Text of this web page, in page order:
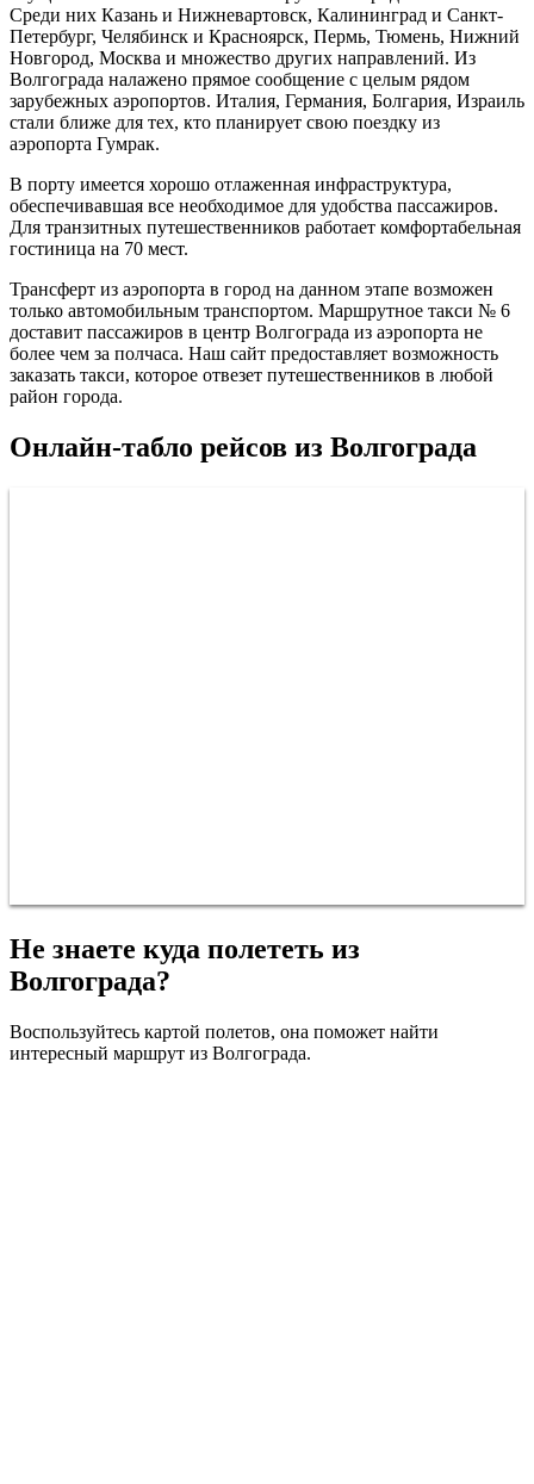
Среди них Казань и Нижневартовск, Калининград и Санкт-
Петербург, Челябинск и Красноярск, Пермь, Тюмень, Нижний
Новгород, Москва и множество других направлений. Из
Волгограда налажено прямое сообщение с целым рядом
зарубежных аэропортов. Италия, Германия, Болгария, Израиль
стали ближе для тех, кто планирует свою поездку из
аэропорта Гумрак.
В порту имеется хорошо отлаженная инфраструктура,
обеспечивавшая все необходимое для удобства пассажиров.
Для транзитных путешественников работает комфортабельная
гостиница на 70 мест.
Трансферт из аэропорта в город на данном этапе возможен
только автомобильным транспортом. Маршрутное такси № 6
доставит пассажиров в центр Волгограда из аэропорта не
более чем за полчаса. Наш сайт предоставляет возможность
заказать такси, которое отвезет путешественников в любой
район города.
Онлайн-табло рейсов из Волгограда
Не знаете куда полететь из
Волгограда?
Воспользуйтесь картой полетов, она поможет найти
интересный маршрут из Волгограда.